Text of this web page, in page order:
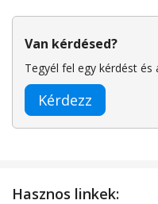
Van kérdésed?
Tegyél fel egy kérdést
Kérdezz
Hasznos linkek: